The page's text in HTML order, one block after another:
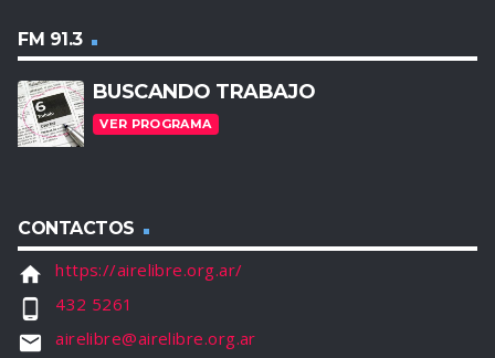
FM 91.3
BUSCANDO TRABAJO
VER PROGRAMA
CONTACTOS
home https://airelibre.org.ar/
phone_android 432 5261
email airelibre@airelibre.org.ar